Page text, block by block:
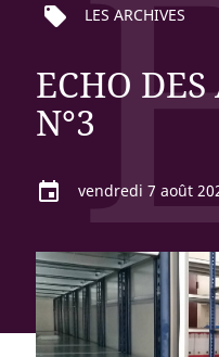
local_offer LES ARCHIVES
ECHO
N°3
event vendredi 7 août